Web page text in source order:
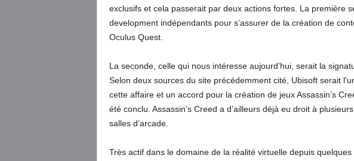
exclusifs et cela passerait par deux actions fortes. La première
development indépendants pour s’assurer de la création de
Oculus Quest.
La seconde, celle qui nous intéresse aujourd’hui, serait la
Selon deux sources du site précédemment cité, Ubisoft serait
cette affaire et un accord pour la création de jeux Assassin’s
été conclu. Assassin’s Creed a d’ailleurs déjà eu droit à
salles d’arcade.
Très actif dans le domaine de la réalité virtuelle depuis